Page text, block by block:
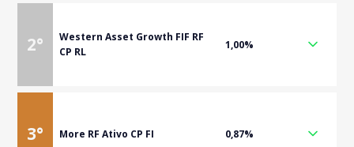
2°
Western Asset Growth FIF RF
CP RL
1,00%
3° More RF Ativo CP FI 0,87%